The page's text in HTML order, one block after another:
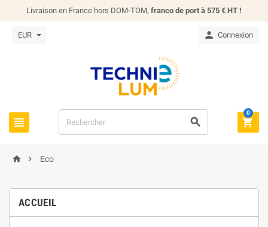
Livraison en France hors DOM-TOM, franco de port à 575 € HT !
EUR  Connexion
  
0
  Eco
ACCUEIL